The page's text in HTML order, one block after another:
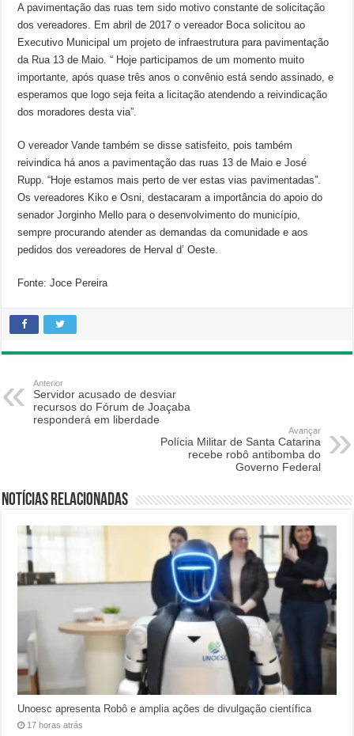
A pavimentação das ruas tem sido motivo constante de solicitação
dos vereadores. Em abril de 2017 o vereador Boca solicitou ao
Executivo Municipal um projeto de infraestrutura para pavimentação
da Rua 13 de Maio. “ Hoje participamos de um momento muito
importante, após quase três anos o convênio está sendo assinado, e
esperamos que logo seja feita a licitação atendendo a reivindicação
dos moradores desta via”.
O vereador Vande também se disse satisfeito, pois também
reivindica há anos a pavimentação das ruas 13 de Maio e José
Rupp. “Hoje estamos mais perto de ver estas vias pavimentadas”.
Os vereadores Kiko e Osni, destacaram a importância do apoio do
senador Jorginho Mello para o desenvolvimento do município,
sempre procurando atender as demandas da comunidade e aos
pedidos dos vereadores de Herval d’ Oeste.
Fonte: Joce Pereira
Anterior
Servidor acusado de desviar
recursos do Fórum de Joaçaba
responderá em liberdade
Avançar
Polícia Militar de Santa Catarina
recebe robô antibomba do
Governo Federal
Notícias relacionadas
Unoesc apresenta Robô e amplia ações de divulgação científica
17 horas atrás